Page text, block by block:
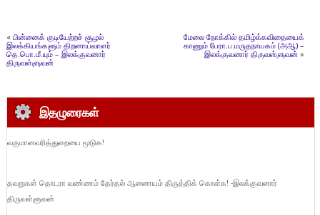
« பின்னைக் குடியேற்றச் சூழல்
இலக்கியங்களும் திறனாய்வாளர்
தெ.பொ.மீ.யும் – இலக்குவனார்
திருவள்ளுவன்
மேலை நோக்கில் தமிழ்க்கவிதையைக்
காணும் பேரா.ப.மருதநாயகம் (அஆ) –
இலக்குவனார் திருவள்ளுவன் »
இதழுரைகள்
வருமானவரித்துறையை மூடுக!
தவறுகள் தொடரா வண்ணம் தேர்தல் ஆணையம் திருத்திக் கொள்க! -இலக்குவனார்
திருவள்ளுவன்